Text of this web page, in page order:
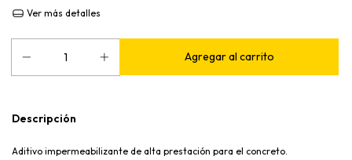
Ver más detalles
Descripción
Aditivo impermeabilizante de alta prestación para el concreto.